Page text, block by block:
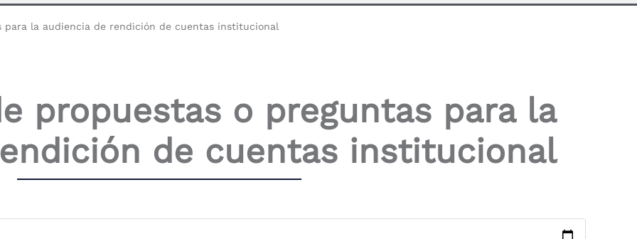
para la audiencia de rendición de cuentas institucional
propuestas o preguntas para la
de cuentas institucional